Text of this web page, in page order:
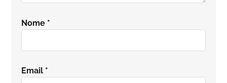
Nome *
Email *